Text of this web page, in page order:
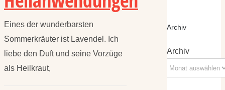
Eines der wunderbarsten
Sommerkräuter ist Lavendel. Ich
liebe den Duft und seine Vorzüge
als Heilkraut,
Archiv
Archiv